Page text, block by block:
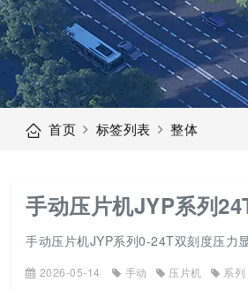
首页 标签列表 整体
手动压片机JYP系列
手动压片机JYP系列0-24T双刻度压力
2026-05-14 手动 压片机 系列